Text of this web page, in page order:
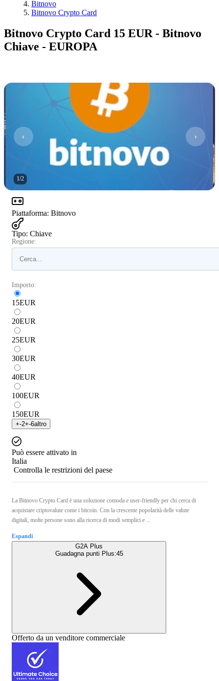
Bitnovo
Bitnovo Crypto Card
Bitnovo Crypto Card 15 EUR - Bitnovo
Chiave - EUROPA
1/2
Piattaforma: Bitnovo
Tipo: Chiave
Regione:
Importo:
15EUR
20EUR
25EUR
30EUR
40EUR
100EUR
150EUR
+-2+-6altro
Può essere attivato in
Italia
Controlla le restrizioni del paese
La Bitnovo Crypto Card è una soluzione comoda e user-friendly per chi cerca di
acquistare criptovalute come i bitcoin. Con la crescente popolarità delle valute
digitali, molte persone sono alla ricerca di modi semplici e ...
Espandi
G2A Plus
Guadagna punti Plus:45
Offerto da un venditore commerciale